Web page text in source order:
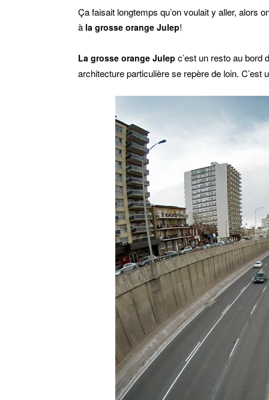
Ça faisait longtemps qu’on voulait y aller, alors
à la grosse orange Julep!
La grosse orange Julep c’est un resto au bord
architecture particulière se repère de loin. C’est